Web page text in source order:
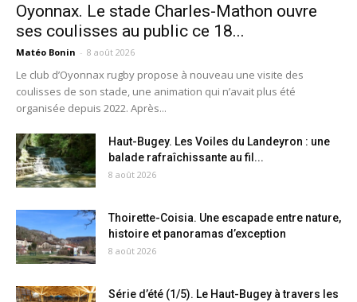
Oyonnax. Le stade Charles-Mathon ouvre
ses coulisses au public ce 18...
Matéo Bonin - 8 août 2026
Le club d’Oyonnax rugby propose à nouveau une visite des
coulisses de son stade, une animation qui n’avait plus été
organisée depuis 2022. Après...
Haut-Bugey. Les Voiles du Landeyron : une
balade rafraîchissante au fil...
8 août 2026
Thoirette-Coisia. Une escapade entre nature,
histoire et panoramas d’exception
8 août 2026
Série d’été (1/5). Le Haut-Bugey à travers les